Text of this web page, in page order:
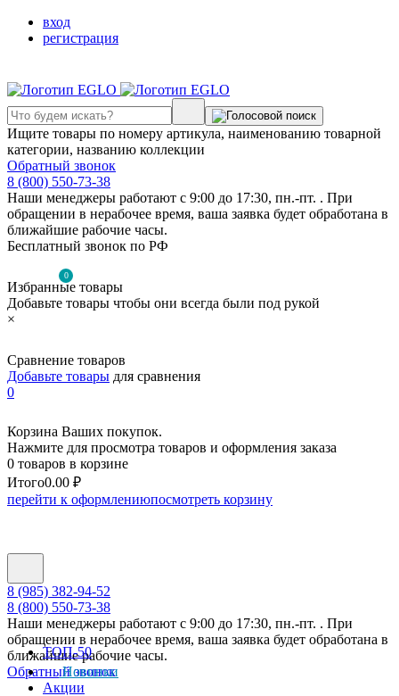
вход
регистрация
Ищите товары по номеру артикула, наименованию товарной
категории, названию коллекции
Обратный звонок
8 (800) 550-73-38
Наши менеджеры работают с 9:00 до 17:30, пн.-пт. . При
обращении в нерабочее время, ваша заявка будет обработана в
ближайшие рабочие часы.
Бесплатный звонок по РФ
0
Избранные товары
Добавьте товары чтобы они всегда были под рукой
×
Сравнение товаров
Добавьте товары для сравнения
0
Корзина Ваших покупок.
Нажмите для просмотра товаров и оформления заказа
0 товаров в корзине
Итого0.00 ₽
перейти к оформлениюпосмотреть корзину
8 (985) 382-94-52
8 (800) 550-73-38
Наши менеджеры работают с 9:00 до 17:30, пн.-пт. . При
обращении в нерабочее время, ваша заявка будет обработана в
ближайшие рабочие часы.
Обратный звонок
ТОП-50
Новинки
Акции